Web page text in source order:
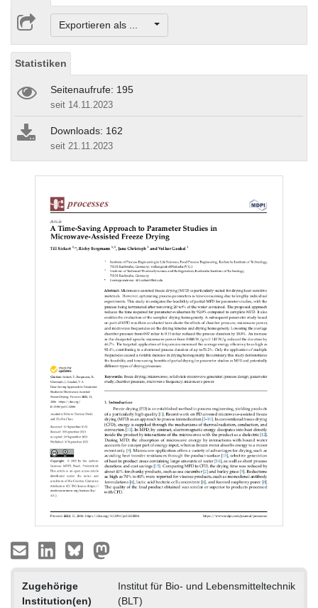
Exportieren als ...
Statistiken
Seitenaufrufe: 195
seit 14.11.2023
Downloads: 162
seit 21.11.2023
Zugehörige
Institution(en)
Institut für Bio- und Lebensmitteltechnik
(BLT)